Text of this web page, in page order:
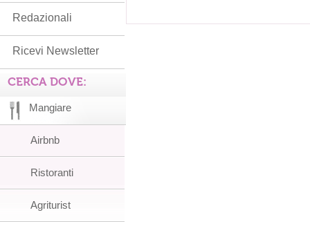
Redazionali
Ricevi Newsletter
CERCA DOVE:
Mangiare
Airbnb
Ristoranti
Agriturist